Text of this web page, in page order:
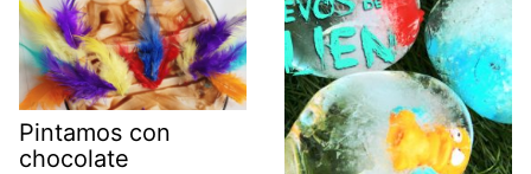
Pintamos con
chocolate